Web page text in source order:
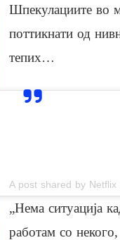
Шпекулациите во
поттикнати од
тепих…
„Нема ситуација
работам со